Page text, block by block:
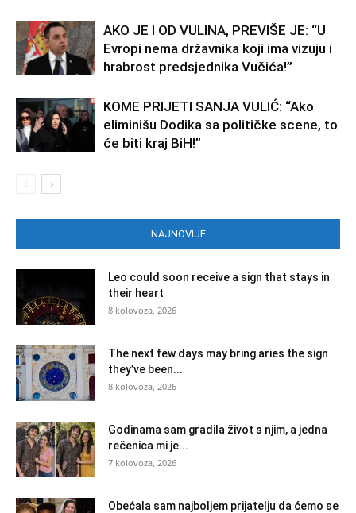
AKO JE I OD VULINA, PREVIŠE JE: “U
Evropi nema državnika koji ima vizuju i
hrabrost predsjednika Vučića!”
KOME PRIJETI SANJA VULIĆ: “Ako
eliminišu Dodika sa političke scene, to
će biti kraj BiH!”
NAJNOVIJE
Leo could soon receive a sign that stays in
their heart
8 kolovoza, 2026
The next few days may bring aries the sign
they’ve been...
8 kolovoza, 2026
Godinama sam gradila život s njim, a jedna
rečenica mi je...
7 kolovoza, 2026
Obećala sam najboljem prijatelju da ćemo se